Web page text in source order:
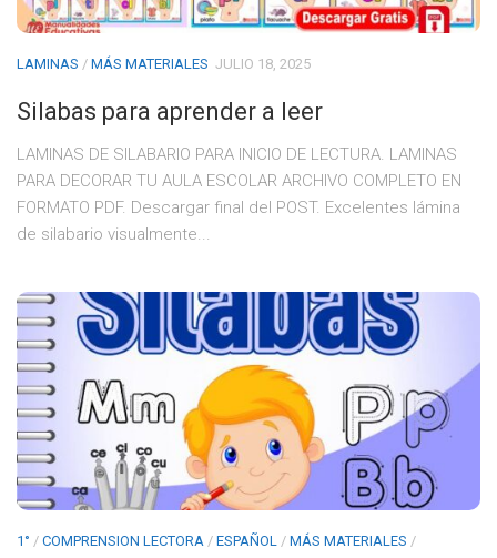
LAMINAS / MÁS MATERIALES JULIO 18, 2025
Silabas para aprender a leer
LAMINAS DE SILABARIO PARA INICIO DE LECTURA. LAMINAS
PARA DECORAR TU AULA ESCOLAR ARCHIVO COMPLETO EN
FORMATO PDF. Descargar final del POST. Excelentes lámina
de silabario visualmente...
1° / COMPRENSION LECTORA / ESPAÑOL / MÁS MATERIALES /